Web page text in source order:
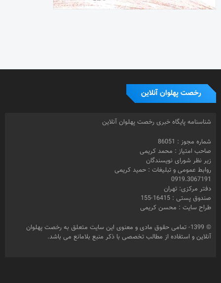
رخصت پهلوان آنلاین
شناسنامه پایگاه خبری رخصت پهلوان آنلاین
شماره مجوز : 86051
صاحب امتیاز : محمد کریمی
زیر نظر شورای نویسندگان
روابط عمومی و تبلیغات : حمید کریمی
0919.3067191
دفتر مرکزی: تهران
صندوق پستی : 16415-155
طراح سایت : محسن کریمی
© 1399- تمامی حقوق مادی و معنوی این سایت متعلق به رخصت پهلوان
آنلاین و استفاده از مطالب تخصصی با ذکر منبع بلامانع می باشد.